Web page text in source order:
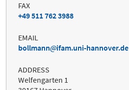
FAX
+49 511 762 3988
EMAIL
bollmann
ifam.uni-hannover.de
ADDRESS
Welfengarten 1